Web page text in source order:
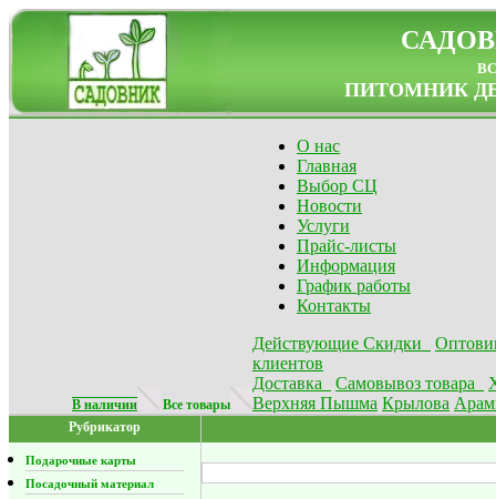
ПИТОМНИК
В наличии Все товары
О нас
Главная
Выбор СЦ
Новости
Услуги
Прайс-листы
Информация
График работы
Контакты
Действующие Скидки
клиентов
Доставка
Самовывоз товара
Верхняя Пышма Крылова
Рубрикатор
Подарочные карты
Посадочный материал